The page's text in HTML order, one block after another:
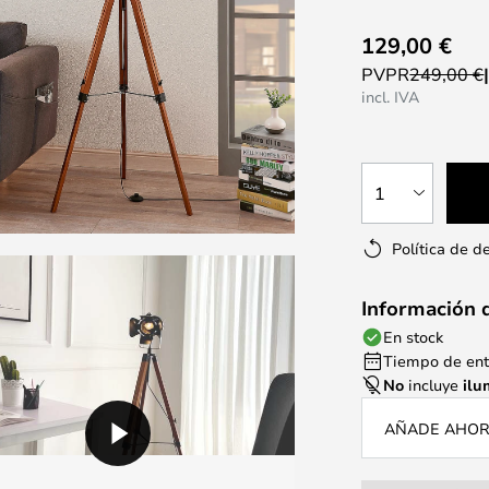
129,00 €
PVPR249,00 €
incl. IVA
1
Política de
Información
En stock
Tiempo de
No incluye
AÑADE